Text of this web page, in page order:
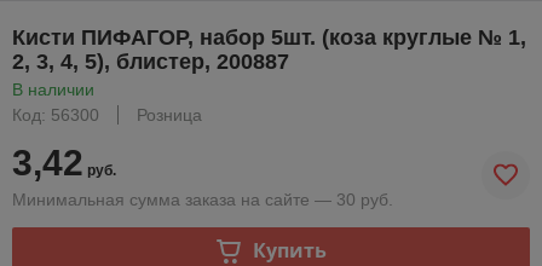
Кисти ПИФАГОР, набор 5шт. (коза круглые № 1,
2, 3, 4, 5), блистер, 200887
В наличии
Код: 56300
Розница
3,42 руб.
Минимальная сумма заказа на сайте — 30 руб.
Купить